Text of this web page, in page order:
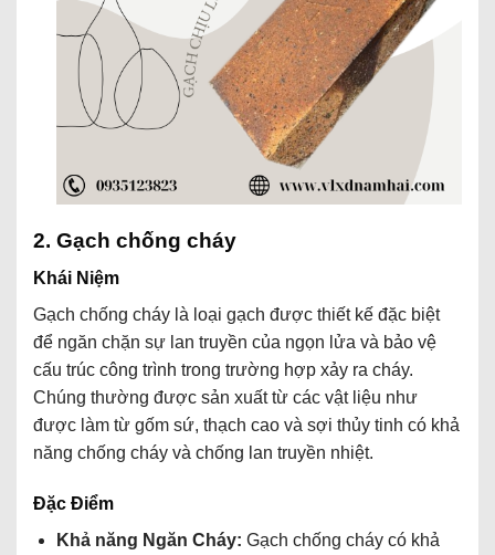
2. Gạch chống cháy
Khái Niệm
Gạch chống cháy là loại gạch được thiết kế đặc biệt
để ngăn chặn sự lan truyền của ngọn lửa và bảo vệ
cấu trúc công trình trong trường hợp xảy ra cháy.
Chúng thường được sản xuất từ các vật liệu như
được làm từ gốm sứ, thạch cao và sợi thủy tinh có khả
năng chống cháy và chống lan truyền nhiệt.
Đặc Điểm
Khả năng Ngăn Cháy: Gạch chống cháy có khả